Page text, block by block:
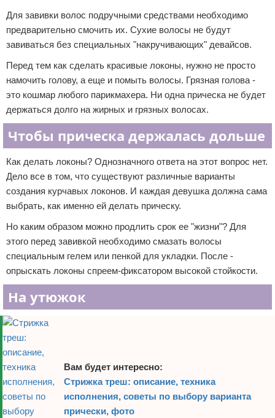
Для завивки волос подручными средствами необходимо
предварительно смочить их. Сухие волосы не будут
завиваться без специальных "накручивающих" девайсов.
Перед тем как сделать красивые локоны, нужно не просто
намочить голову, а еще и помыть волосы. Грязная голова -
это кошмар любого парикмахера. Ни одна прическа не будет
держаться долго на жирных и грязных волосах.
Чтобы прическа держалась дольше
Как делать локоны? Однозначного ответа на этот вопрос нет.
Дело все в том, что существуют различные варианты
создания курчавых локонов. И каждая девушка должна сама
выбрать, как именно ей делать прическу.
Но каким образом можно продлить срок ее "жизни"? Для
этого перед завивкой необходимо смазать волосы
специальным гелем или пенкой для укладки. После -
опрыскать локоны спреем-фиксатором высокой стойкости.
На утюжок
Вам будет интересно:
Стрижка треш: описание, техника
исполнения, советы по выбору варианта
прически, фото